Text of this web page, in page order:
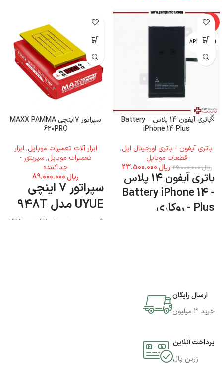
-6%
اپل - APPLE
باتری آیفون 14 پلاس – Battery
iPhone 14 Plus
باتری آیفون - باتری اورجینال اپل,
قطعات موبایل
ریال25.000.000 ریال
باتری آیفون 14 پلاس
- Battery iPhone 14
Plus - روکاری
سپراتور 7اینچی MAXX PAMMA
620PRO
ابزار آلات تعمیرات موبایل, ابزار
تعمیرات موبایل,سپریتور -
جداکننده
ریال
سپراتور 7 اینچی
UYUE مدل 948T
اگر تصمیم به سپراتور 7 اینچی UYUE
ارسال رایگان
خرید 3 میلیون
پرداخت آنلاین
زرین پال